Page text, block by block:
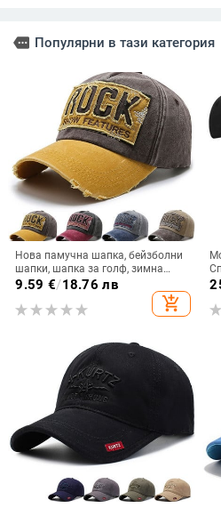
more Популярни в тази категория
Нова памучна шапка, бейзболни
шапки, шапка за голф, зимна
шапка, шапка, хип-хоп вталена
шапка, мъжка, дамска шапка,
шапка на открито, есен, лято
9.59 €/18.76 лв
add_shopping_cart